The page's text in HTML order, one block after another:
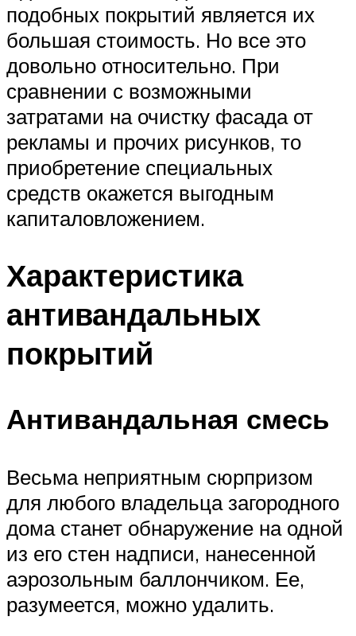
подобных покрытий является их
большая стоимость. Но все это
довольно относительно. При
сравнении с возможными
затратами на очистку фасада от
рекламы и прочих рисунков, то
приобретение специальных
средств окажется выгодным
капиталовложением.
Характеристика
антивандальных
покрытий
Антивандальная смесь
Весьма неприятным сюрпризом
для любого владельца загородного
дома станет обнаружение на одной
из его стен надписи, нанесенной
аэрозольным баллончиком. Ее,
разумеется, можно удалить.